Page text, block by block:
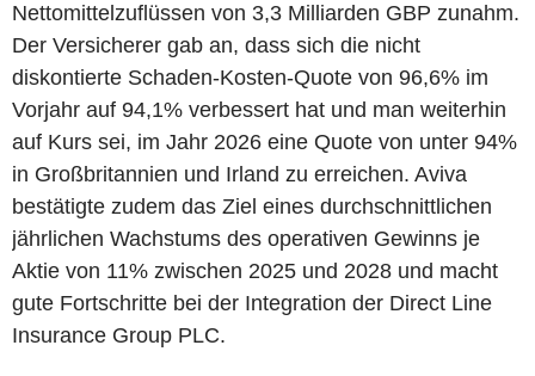
Nettomittelzuflüssen von 3,3 Milliarden GBP zunahm.
Der Versicherer gab an, dass sich die nicht
diskontierte Schaden-Kosten-Quote von 96,6% im
Vorjahr auf 94,1% verbessert hat und man weiterhin
auf Kurs sei, im Jahr 2026 eine Quote von unter 94%
in Großbritannien und Irland zu erreichen. Aviva
bestätigte zudem das Ziel eines durchschnittlichen
jährlichen Wachstums des operativen Gewinns je
Aktie von 11% zwischen 2025 und 2028 und macht
gute Fortschritte bei der Integration der Direct Line
Insurance Group PLC.